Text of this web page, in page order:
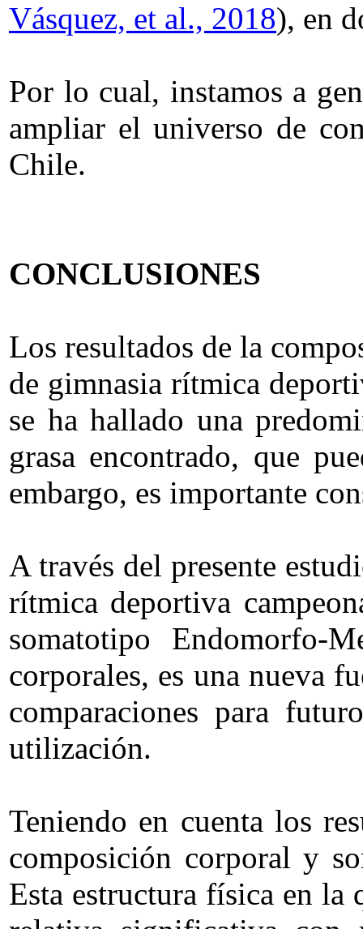
Vásquez, et al., 2018), en
Por lo cual, instamos a
ampliar el universo de
Chile.
CONCLUSIONES
Los resultados de la
de gimnasia rítmica
se ha hallado una
grasa encontrado, que
embargo, es importante
A través del presente
rítmica deportiva
somatotipo Endomorfo-
corporales, es una nueva
comparaciones para
utilización.
Teniendo en cuenta los
composición corporal y
Esta estructura física en la